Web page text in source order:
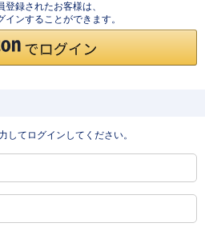
録されたお客様は、
ンすることができます。
してログインしてください。